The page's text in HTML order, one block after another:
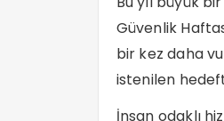
Güvenlik
bir kez daha
istenilen
İnsan odaklı